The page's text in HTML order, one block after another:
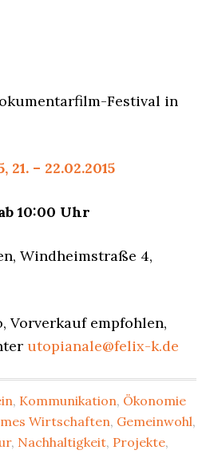
Festival in
– 22.02.2015
10:00 Uhr
Windheimstraße 4,
Vorverkauf empfohlen,
utopianale@felix-k.de
, Kommunikation, Ökonomie
Wirtschaften, Gemeinwohl,
, Nachhaltigkeit, Projekte,